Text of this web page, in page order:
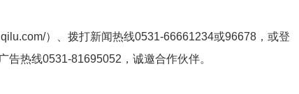
）、拨打新闻热线0531-66661234或96678，或登
告热线0531-81695052 ，诚邀合作伙伴。